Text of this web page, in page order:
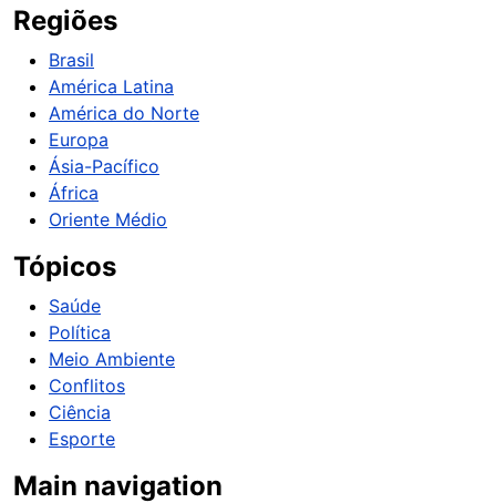
Regiões
Brasil
América Latina
América do Norte
Europa
Ásia-Pacífico
África
Oriente Médio
Tópicos
Saúde
Política
Meio Ambiente
Conflitos
Ciência
Esporte
Main navigation